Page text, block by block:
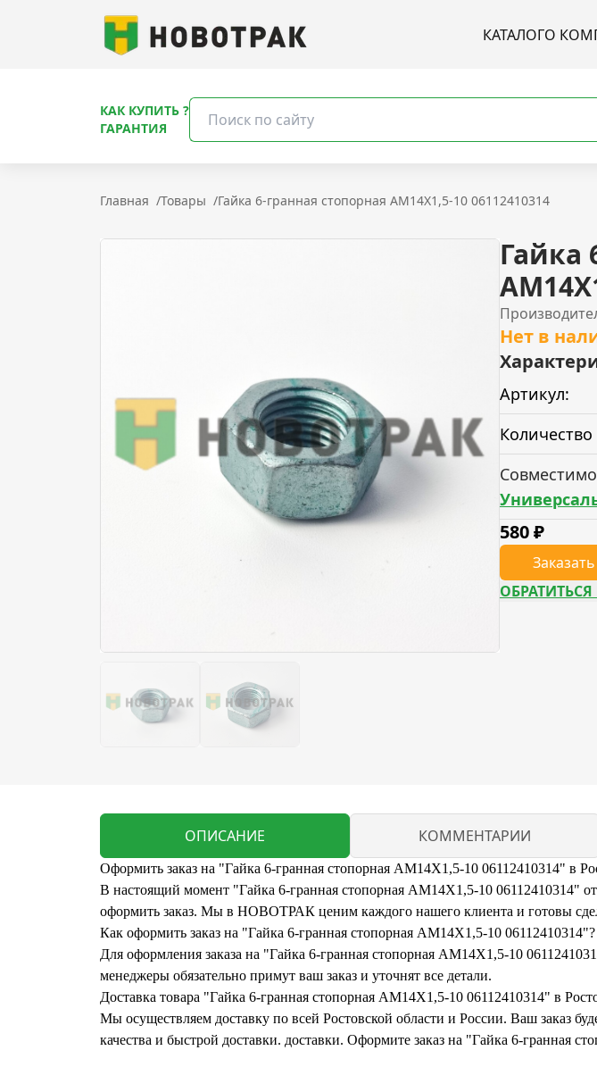
КАТАЛОГО
КАК КУПИТЬ ?
ГАРАНТИЯ
Главная /Товары /Гайка 6-гранная стопорная AM14X1,5-10 06112410314
Гайка
Нет в
Артикул:
Количество
580₽
Заказать
ОПИСАНИЕ КОММЕНТАРИИ
Оформить заказ на "Гайка 6-гранная стопорная AM14X1,5-10 06112410314" в
В настоящий момент "Гайка 6-гранная стопорная AM14X1,5-10 06112410314"
оформить заказ. Мы в НОВОТРАК ценим каждого нашего клиента и готовы
Как оформить заказ на "Гайка 6-гранная стопорная AM14X1,5-10 06112410314"?
Для оформления заказа на "Гайка 6-гранная стопорная AM14X1,5-10
менеджеры обязательно примут ваш заказ и уточнят все детали.
Доставка товара "Гайка 6-гранная стопорная AM14X1,5-10 06112410314" в
Мы осуществляем доставку по всей Ростовской области и России. Ваш заказ
качества и быстрой доставки. доставки. Оформите заказ на "Гайка 6-гранная